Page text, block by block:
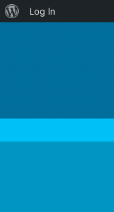
About
Log In